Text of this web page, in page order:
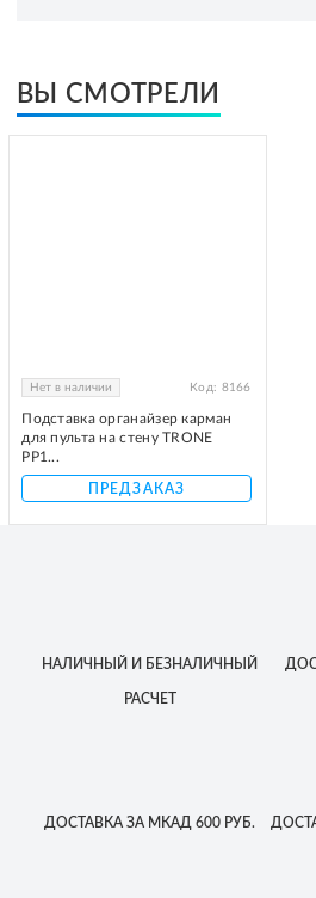
ВЫ СМОТРЕЛИ
Нет в наличии Код: 8166
Подставка органайзер карман
для пульта на стену TRONE
PP1...
ПРЕДЗАКАЗ
НАЛИЧНЫЙ И БЕЗНАЛИЧНЫЙ
РАСЧЕТ
ДОСТАВКА ЗА МКАД 600 РУБ.